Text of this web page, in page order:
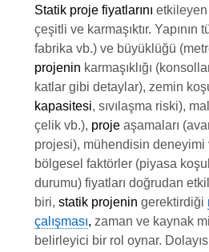
Statik proje fiyatlarını
çeşitli ve karmaşıktır. Yapının
fabrika vb.) ve büyüklüğü
projenin karmaşıklığı
katlar gibi detaylar), zemin
kapasitesi, sıvılaşma riski),
çelik vb.), proje aşamaları
projesi), mühendisin deneyimi
bölgesel faktörler (piyasa
durumu) fiyatları doğrudan
biri, statik projenin gerektirdiği
çalışması, zaman ve kaynak
belirleyici bir rol oynar.